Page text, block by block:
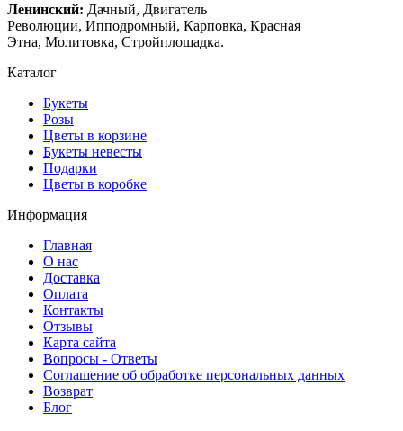
Ленинский: Дачный, Двигатель
Революции, Ипподромный, Карповка, Красная
Этна, Молитовка, Стройплощадка.
Каталог
Букеты
Розы
Цветы в корзине
Букеты невесты
Подарки
Цветы в коробке
Информация
Главная
О нас
Доставка
Оплата
Контакты
Отзывы
Карта сайта
Вопросы - Ответы
Соглашение об обработке персональных данных
Возврат
Блог